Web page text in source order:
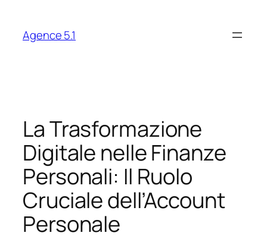
content
Agence 5.1
La Trasformazione
Digitale nelle Finanze
Personali: Il Ruolo
Cruciale dell’Account
Personale